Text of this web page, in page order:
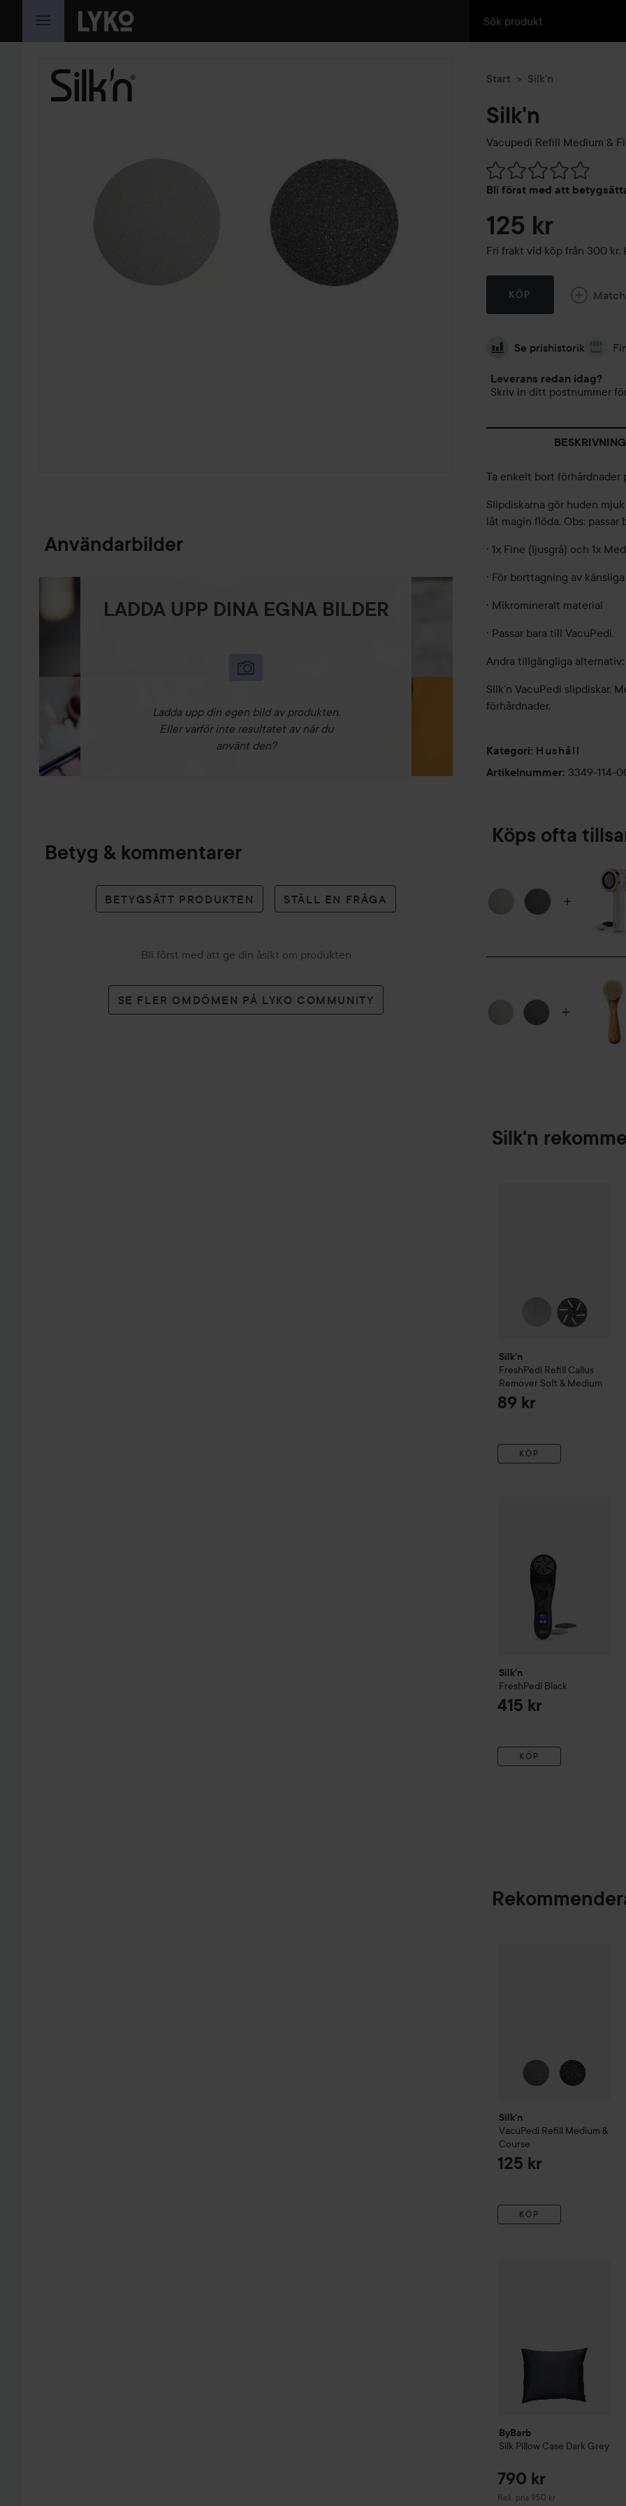
HOPPA TILL INNEHÅLLET
Användarbilder
LADDA UPP DINA EGNA BILDER
Ladda upp din egen bild av produkten.
Eller varför inte resultatet av när du
använt den?
Betyg & kommentarer
BETYGSÄTT PRODUKTEN STÄLL EN FRÅGA
Bli först med att ge din åsikt om produkten
SE FLER OMDÖMEN PÅ LYKO COMMUNITY
Start Silk'n
Silk'n
Vacupedi Refill Medium &
Bli först med att
Hoppa till Betyg &
125 kr
Fri frakt vid köp från 300 kr,
KÖP
Se prishistorik
Leverans redan idag?
Skriv in ditt postnummer
BESKRIVNING
Ta enkelt bort förhårdnader
Slipdiskarna gör huden
låt magin flöda. Obs: passar
· 1x Fine (ljusgrå) och 1x
· För borttagning av
· Mikromineralt material
· Passar bara till VacuPedi.
Andra tillgängliga alternativ:
Silk’n VacuPedi slipdiskar,
förhårdnader.
Kategori: Hushåll
Artikelnummer: 3349-114-
Köps ofta
Silk'n
Silk'n
FreshPedi Refill Callus
Remover Soft & Medium
89 kr
KÖP
Silk'n
FreshPedi Black
415 kr
KÖP
Silk'n
VacuPedi Refill Medium &
Course
125 kr
KÖP
ByBarb
Silk Pillow Case Dark Grey
790 kr
Rek. pris 950 kr
Rekommenderat pris 950 kr